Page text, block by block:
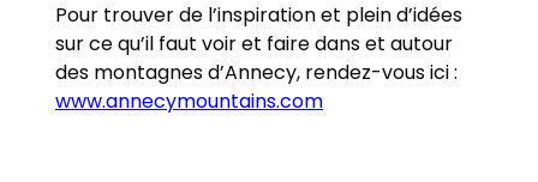
Pour trouver de l’inspiration et plein d’idées
sur ce qu’il faut voir et faire dans et autour
des montagnes d’Annecy, rendez-vous ici :
www.annecymountains.com